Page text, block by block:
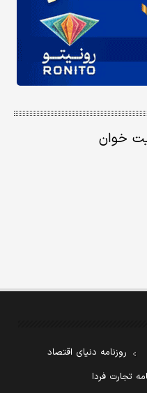
خوان
روزنامه دنیای اقتصاد
تجارت فردا